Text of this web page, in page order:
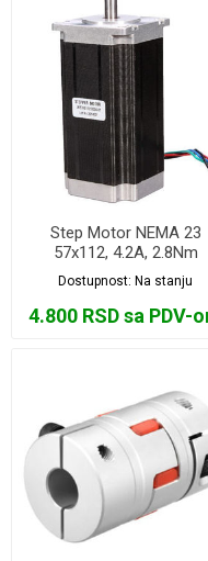
Step Motor NEMA 23
57x112, 4.2A, 2.8Nm
Dostupnost:Na stanju
4.800 RSD sa PDV-